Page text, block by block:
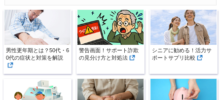
男性更年期とは？50代・6
0代の症状と対策を解説
警告画面！サポート詐欺
の見分け方と対処法
シニアに勧める！活力サ
ポートサプリ比較